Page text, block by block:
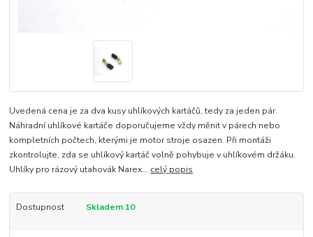
Uvedená cena je za dva kusy uhlíkových kartáčů, tedy za jeden pár.
Náhradní uhlíkové kartáče doporučujeme vždy měnit v párech nebo
kompletních počtech, kterými je motor stroje osazen. Při montáži
zkontrolujte, zda se uhlíkový kartáč volně pohybuje v uhlíkovém držáku.
Uhlíky pro rázový utahovák Narex... celý popis
Dostupnost Skladem 10